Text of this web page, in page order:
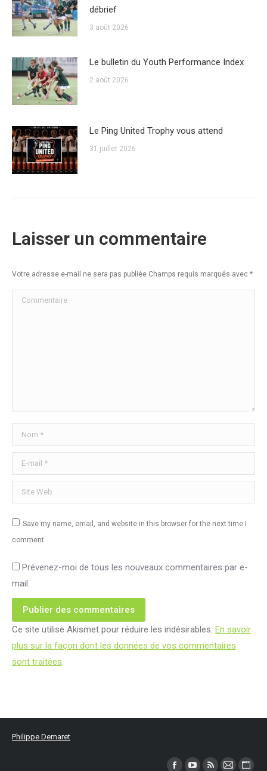
débrief
3 août 2026
Le bulletin du Youth Performance Index
2 août 2026
Le Ping United Trophy vous attend
31 juillet 2026
Laisser un commentaire
Votre adresse e-mail ne sera pas publiée Champs requis marqués avec *
Commentaire
Nom *
E-mail *
Site Web
Save my name, email, and website in this browser for the next time I
comment.
Prévenez-moi de tous les nouveaux commentaires par e-
mail.
Publier des commentaires
Ce site utilise Akismet pour réduire les indésirables. En savoir
plus sur la façon dont les données de vos commentaires
sont traitées.
Philippe Demaret